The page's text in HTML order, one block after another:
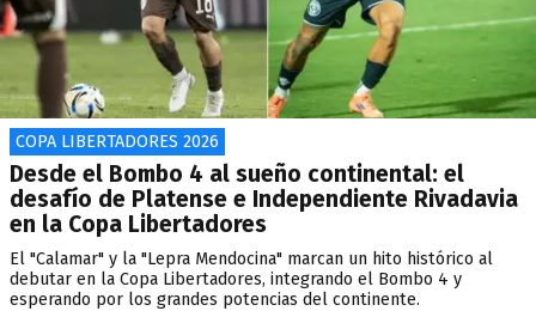
COPA LIBERTADORES 2026
Desde el Bombo 4 al sueño continental: el
desafío de Platense e Independiente Rivadavia
en la Copa Libertadores
El "Calamar" y la "Lepra Mendocina" marcan un hito histórico al
debutar en la Copa Libertadores, integrando el Bombo 4 y
esperando por los grandes potencias del continente.